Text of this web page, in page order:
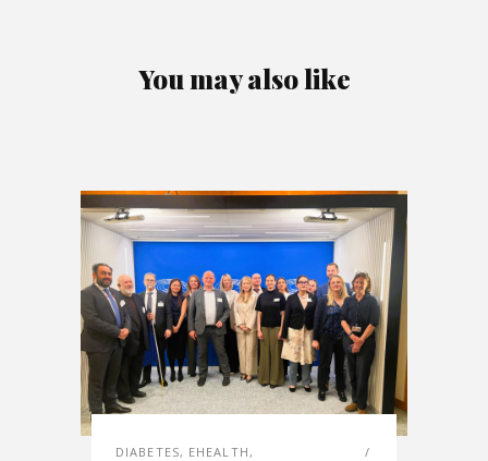
You may also like
DIABETES, EHEALTH ,